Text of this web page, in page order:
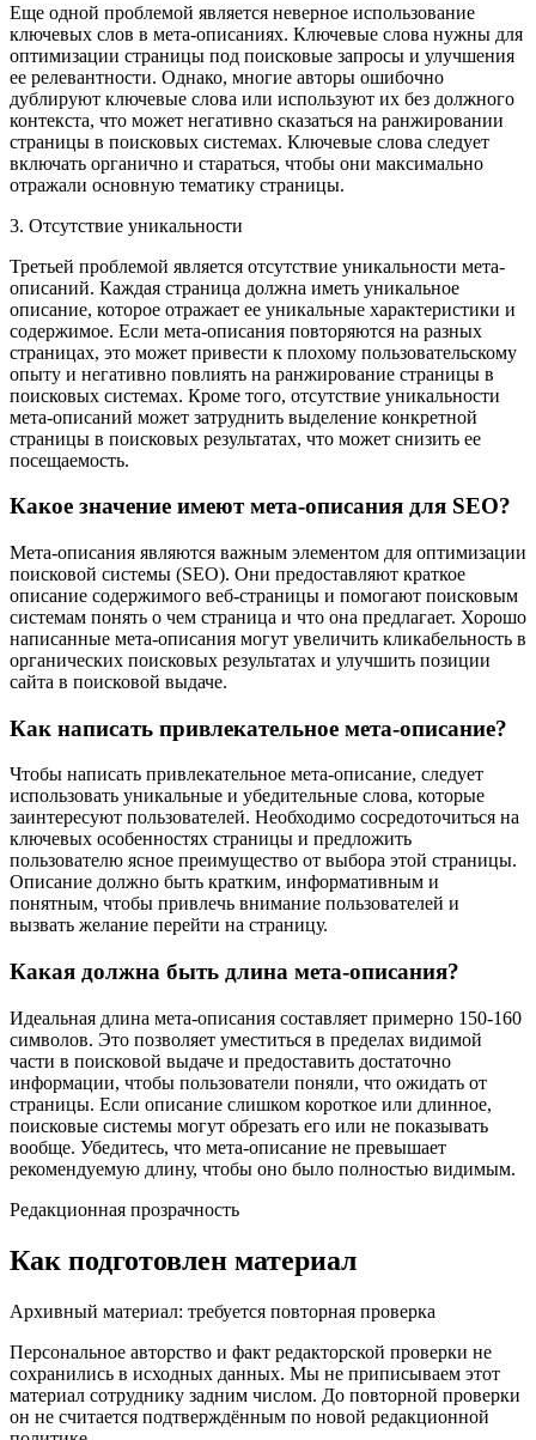
Еще одной проблемой является неверное использование
ключевых слов в мета-описаниях. Ключевые слова нужны для
оптимизации страницы под поисковые запросы и улучшения
ее релевантности. Однако, многие авторы ошибочно
дублируют ключевые слова или используют их без должного
контекста, что может негативно сказаться на ранжировании
страницы в поисковых системах. Ключевые слова следует
включать органично и стараться, чтобы они максимально
отражали основную тематику страницы.
3. Отсутствие уникальности
Третьей проблемой является отсутствие уникальности мета-
описаний. Каждая страница должна иметь уникальное
описание, которое отражает ее уникальные характеристики и
содержимое. Если мета-описания повторяются на разных
страницах, это может привести к плохому пользовательскому
опыту и негативно повлиять на ранжирование страницы в
поисковых системах. Кроме того, отсутствие уникальности
мета-описаний может затруднить выделение конкретной
страницы в поисковых результатах, что может снизить ее
посещаемость.
Какое значение имеют мета-описания для SEO?
Мета-описания являются важным элементом для оптимизации
поисковой системы (SEO). Они предоставляют краткое
описание содержимого веб-страницы и помогают поисковым
системам понять о чем страница и что она предлагает. Хорошо
написанные мета-описания могут увеличить кликабельность в
органических поисковых результатах и улучшить позиции
сайта в поисковой выдаче.
Как написать привлекательное мета-описание?
Чтобы написать привлекательное мета-описание, следует
использовать уникальные и убедительные слова, которые
заинтересуют пользователей. Необходимо сосредоточиться на
ключевых особенностях страницы и предложить
пользователю ясное преимущество от выбора этой страницы.
Описание должно быть кратким, информативным и
понятным, чтобы привлечь внимание пользователей и
вызвать желание перейти на страницу.
Какая должна быть длина мета-описания?
Идеальная длина мета-описания составляет примерно 150-160
символов. Это позволяет уместиться в пределах видимой
части в поисковой выдаче и предоставить достаточно
информации, чтобы пользователи поняли, что ожидать от
страницы. Если описание слишком короткое или длинное,
поисковые системы могут обрезать его или не показывать
вообще. Убедитесь, что мета-описание не превышает
рекомендуемую длину, чтобы оно было полностью видимым.
Редакционная прозрачность
Как подготовлен материал
Архивный материал: требуется повторная проверка
Персональное авторство и факт редакторской проверки не
сохранились в исходных данных. Мы не приписываем этот
материал сотруднику задним числом. До повторной проверки
он не считается подтверждённым по новой редакционной